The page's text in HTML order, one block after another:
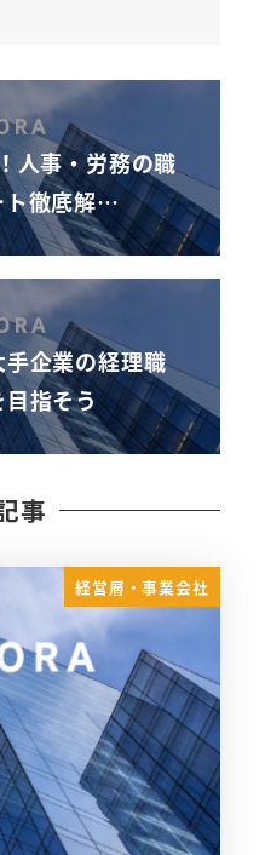
人事・労務の職
ト徹底解…
企業の経理職
指そう
事
経営層・事業会社